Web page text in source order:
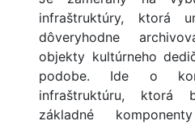
infraštruktúry, ktorá
dôveryhodne
objekty kultúrneho
podobe. Ide o
infraštruktúru, ktorá
základné